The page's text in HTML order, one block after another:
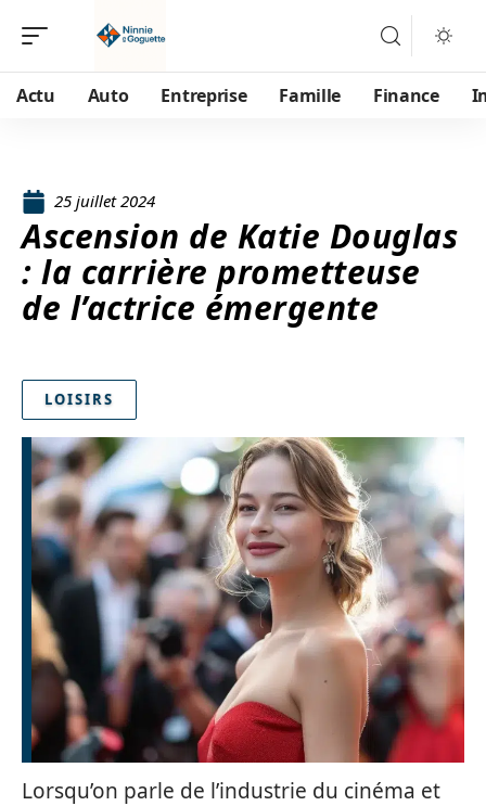
Actu Auto Entreprise Famille Finance
25 juillet 2024
Ascension de Katie Douglas
: la carrière prometteuse
de l’actrice émergente
LOISIRS
Lorsqu’on parle de l’industrie du cinéma et